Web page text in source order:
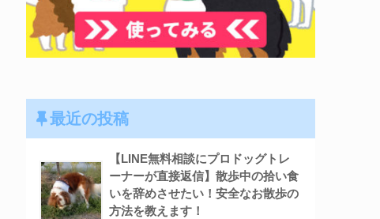
最近の投稿
【LINE無料相談にプロドッグトレ
ーナーが直接返信】散歩中の拾い食
いを辞めさせたい！安全なお散歩の
方法を教えます！